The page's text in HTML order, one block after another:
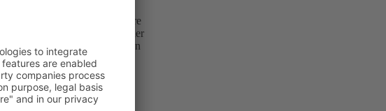
DT64 noch einige Jahre
indirekt. Nachfolgesender
Namen und dem Logo von